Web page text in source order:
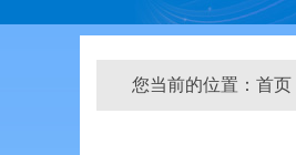
您当前的位置： 首页